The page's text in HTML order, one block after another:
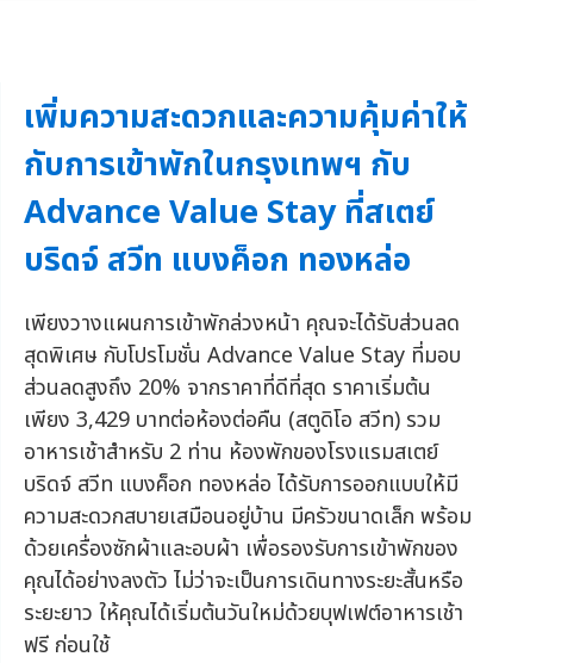
เพิ่มความสะดวกและความคุ้มค่าให้
กับการเข้าพักในกรุงเทพฯ กับ
Advance Value Stay ที่สเตย์
บริดจ์ สวีท แบงค็อก ทองหล่อ
เพียงวางแผนการเข้าพักล่วงหน้า คุณจะได้รับส่วนลด
สุดพิเศษ กับโปรโมชั่น Advance Value Stay ที่มอบ
ส่วนลดสูงถึง 20% จากราคาที่ดีที่สุด ราคาเริ่มต้น
เพียง 3,429 บาทต่อห้องต่อคืน (สตูดิโอ สวีท) รวม
อาหารเช้าสำหรับ 2 ท่าน ห้องพักของโรงแรมสเตย์
บริดจ์ สวีท แบงค็อก ทองหล่อ ได้รับการออกแบบให้มี
ความสะดวกสบายเสมือนอยู่บ้าน มีครัวขนาดเล็ก พร้อม
ด้วยเครื่องซักผ้าและอบผ้า เพื่อรองรับการเข้าพักของ
คุณได้อย่างลงตัว ไม่ว่าจะเป็นการเดินทางระยะสั้นหรือ
ระยะยาว ให้คุณได้เริ่มต้นวันใหม่ด้วยบุฟเฟต์อาหารเช้า
ฟรี ก่อนใช้